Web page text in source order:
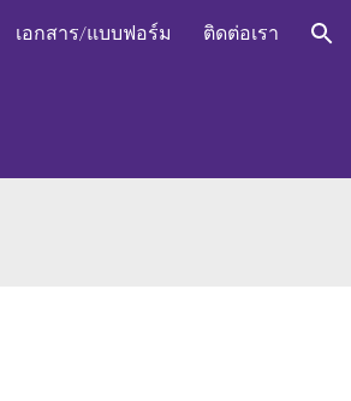
เอกสาร/แบบฟอร์ม ติดต่อเรา